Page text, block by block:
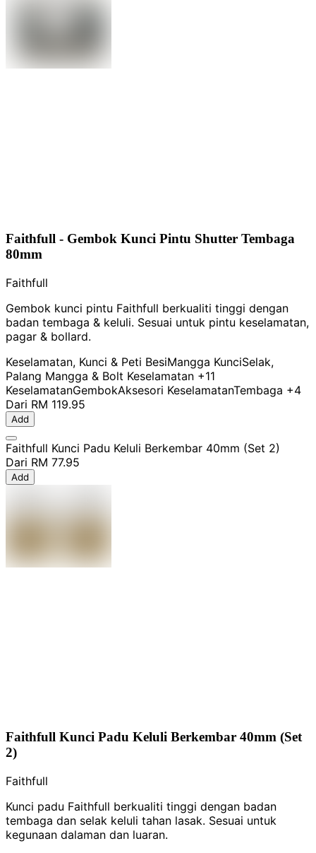
Faithfull - Gembok Kunci Pintu Shutter Tembaga
80mm
Faithfull
Gembok kunci pintu Faithfull berkualiti tinggi dengan
badan tembaga & keluli. Sesuai untuk pintu keselamatan,
pagar & bollard.
Keselamatan, Kunci & Peti BesiMangga KunciSelak,
Palang Mangga & Bolt Keselamatan +11
KeselamatanGembokAksesori KeselamatanTembaga +4
Dari RM 119.95
Add
Faithfull Kunci Padu Keluli Berkembar 40mm (Set 2)
Dari RM 77.95
Add
Faithfull Kunci Padu Keluli Berkembar 40mm (Set
2)
Faithfull
Kunci padu Faithfull berkualiti tinggi dengan badan
tembaga dan selak keluli tahan lasak. Sesuai untuk
kegunaan dalaman dan luaran.